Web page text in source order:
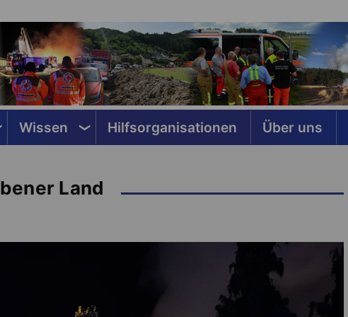
Wissen Hilfsorganisationen Über uns
Land